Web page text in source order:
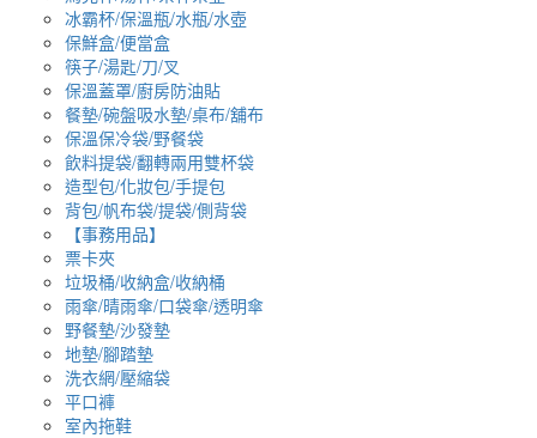
冰霸杯/保溫瓶/水瓶/水壺
保鮮盒/便當盒
筷子/湯匙/刀/叉
保溫蓋罩/廚房防油貼
餐墊/碗盤吸水墊/桌布/舖布
保溫保冷袋/野餐袋
飲料提袋/翻轉兩用雙杯袋
造型包/化妝包/手提包
背包/帆布袋/提袋/側背袋
【事務用品】
票卡夾
垃圾桶/收納盒/收納桶
雨傘/晴雨傘/口袋傘/透明傘
野餐墊/沙發墊
地墊/腳踏墊
洗衣網/壓縮袋
平口褲
室內拖鞋